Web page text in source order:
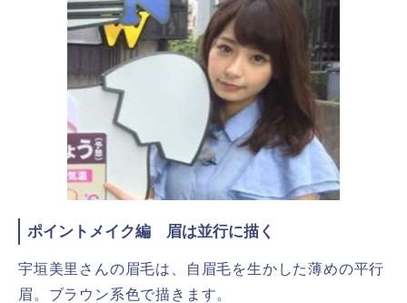
ポイントメイク編 眉は並行に描く
宇垣美里さんの眉毛は、自眉毛を生かした薄めの平行
眉。ブラウン系色で描きます。